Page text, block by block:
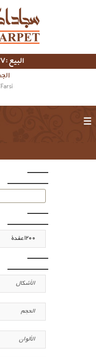
البيع :00989120393937
Farsi
☰